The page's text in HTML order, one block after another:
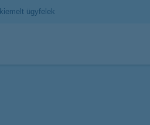
kiemelt ügyfelek